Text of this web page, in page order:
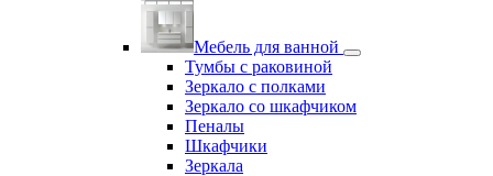
Мебель для ванной
Тумбы с раковиной
Зеркало с полками
Зеркало со шкафчиком
Пеналы
Шкафчики
Зеркала